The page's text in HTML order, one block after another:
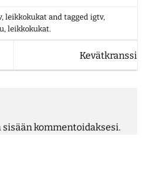
,leikkokukat and taggedigtv,
,leikkokukat.
Kevätkranssi
kommentoidaksesi.